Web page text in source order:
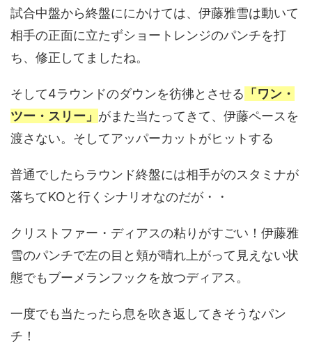
試合中盤から終盤ににかけては、伊藤雅雪は動いて
相手の正面に立たずショートレンジのパンチを打
ち、修正してましたね。
そして4ラウンドのダウンを彷彿とさせる 「ワン・
ツー・スリー」 がまた当たってきて、伊藤ペースを
渡さない。そしてアッパーカットがヒットする
普通でしたらラウンド終盤には相手がのスタミナが
落ちてKOと行くシナリオなのだが・・
クリストファー・ディアスの粘りがすごい！伊藤雅
雪のパンチで左の目と頬が晴れ上がって見えない状
態でもブーメランフックを放つディアス。
一度でも当たったら息を吹き返してきそうなパン
チ！